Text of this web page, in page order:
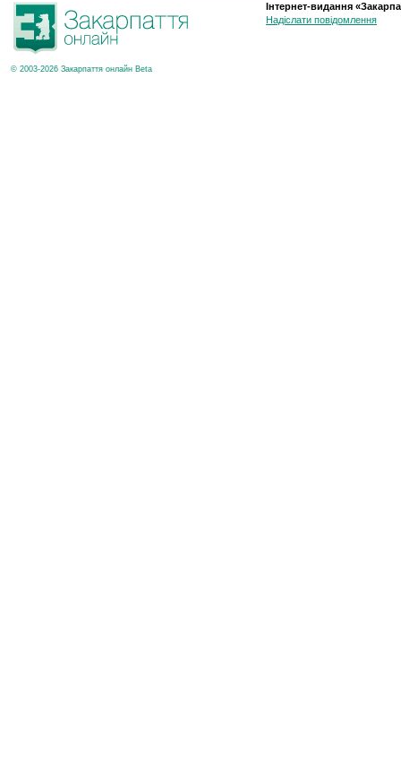
© 2003-2026 Закарпаття онлайн Beta
Інтернет-видання
Надіслати повідомлення